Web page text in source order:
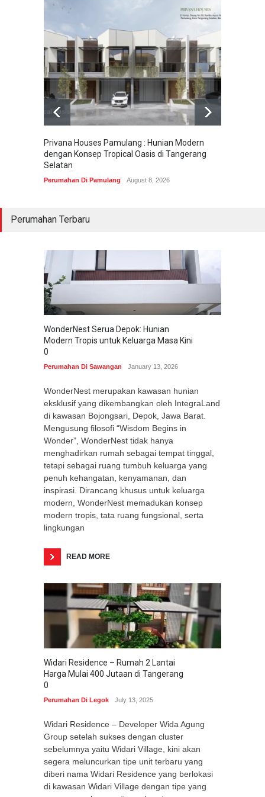
Privana Houses Pamulang : Hunian Modern
dengan Konsep Tropical Oasis di Tangerang
Selatan
Perumahan Di Pamulang August 8, 2026
Perumahan Terbaru
WonderNest Serua Depok: Hunian
Modern Tropis untuk Keluarga Masa Kini
0
Perumahan Di Sawangan January 13, 2026
WonderNest merupakan kawasan hunian
eksklusif yang dikembangkan oleh IntegraLand
di kawasan Bojongsari, Depok, Jawa Barat.
Mengusung filosofi “Wisdom Begins in
Wonder”, WonderNest tidak hanya
menghadirkan rumah sebagai tempat tinggal,
tetapi sebagai ruang tumbuh keluarga yang
penuh kehangatan, kenyamanan, dan
inspirasi. Dirancang khusus untuk keluarga
modern, WonderNest memadukan konsep
modern tropis, tata ruang fungsional, serta
lingkungan
READ MORE
Widari Residence – Rumah 2 Lantai
Harga Mulai 400 Jutaan di Tangerang
0
Perumahan Di Legok July 13, 2025
Widari Residence – Developer Wida Agung
Group setelah sukses dengan cluster
sebelumnya yaitu Widari Village, kini akan
segera meluncurkan tipe unit terbaru yang
diberi nama Widari Residence yang berlokasi
di kawasan Widari Village dengan tipe yang